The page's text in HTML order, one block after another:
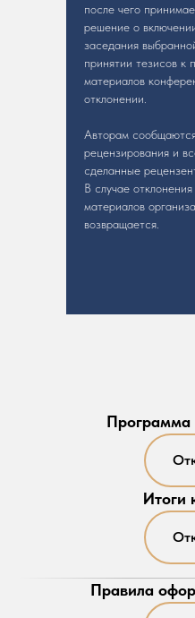
после чего
решение о
заседания
принятии тезисов к
материалов
отклонении.
Авторам
рецензирования и
сделанные
В случае
материалов
возвращается.
Программа
Итоги
Правила